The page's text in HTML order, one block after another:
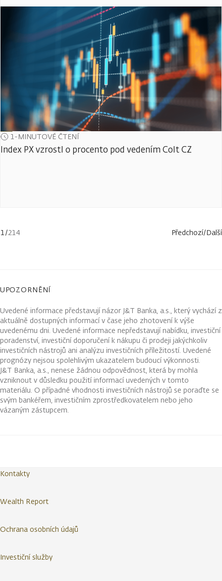
1-MINUTOVÉ ČTENÍ
Index PX vzrostl o procento pod vedením Colt CZ
1/214 Předchozí/Další
UPOZORNĚNÍ
Uvedené informace představují názor J&T Banka, a.s., který vychází z
aktuálně dostupných informací v čase jeho zhotovení k výše
uvedenému dni. Uvedené informace nepředstavují nabídku, investiční
poradenství, investiční doporučení k nákupu či prodeji jakýchkoliv
investičních nástrojů ani analýzu investičních příležitostí. Uvedené
prognózy nejsou spolehlivým ukazatelem budoucí výkonnosti.
J&T Banka, a.s., nenese žádnou odpovědnost, která by mohla
vzniknout v důsledku použití informací uvedených v tomto
materiálu. O případné vhodnosti investičních nástrojů se poraďte se
svým bankéřem, investičním zprostředkovatelem nebo jeho
vázaným zástupcem.
Kontakty
Wealth Report
Ochrana osobních údajů
Investiční služby